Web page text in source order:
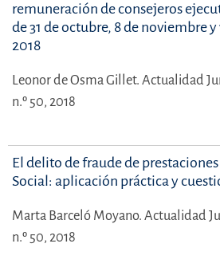
remuneración de consejeros
de 31 de octubre, 8 de noviembre
2018
Leonor de Osma Gillet. Actualidad
n.º 50, 2018
El delito de fraude de prestaciones
Social: aplicación práctica y
Marta Barceló Moyano. Actualidad
n.º 50, 2018